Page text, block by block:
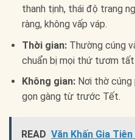
thanh tịnh, thái độ trang
ràng, không vấp váp.
Thời gian:Thường cúng
chuẩn bị mọi thứ tươm
Không gian:Nơi thờ cúng
gọn gàng từ trước Tết.
READ Văn Khấn Gia